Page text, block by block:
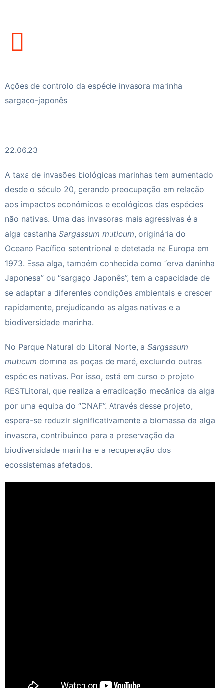
Ações de controlo da espécie invasora marinha
sargaço-japonês
22.06.23
A taxa de invasões biológicas marinhas tem aumentado
desde o século 20, gerando preocupação em relação
aos impactos económicos e ecológicos das espécies
não nativas. Uma das invasoras mais agressivas é a
alga castanha Sargassum muticum, originária do
Oceano Pacífico setentrional e detetada na Europa em
1973. Essa alga, também conhecida como “erva daninha
Japonesa” ou “sargaço Japonês”, tem a capacidade de
se adaptar a diferentes condições ambientais e crescer
rapidamente, prejudicando as algas nativas e a
biodiversidade marinha.
No Parque Natural do Litoral Norte, a Sargassum
muticum domina as poças de maré, excluindo outras
espécies nativas. Por isso, está em curso o projeto
RESTLitoral, que realiza a erradicação mecânica da alga
por uma equipa do “CNAF”. Através desse projeto,
espera-se reduzir significativamente a biomassa da alga
invasora, contribuindo para a preservação da
biodiversidade marinha e a recuperação dos
ecossistemas afetados.